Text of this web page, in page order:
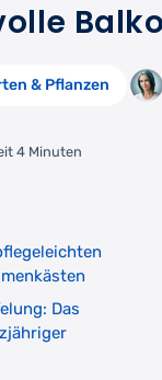
& Pflanzen
4 Minuten
Das